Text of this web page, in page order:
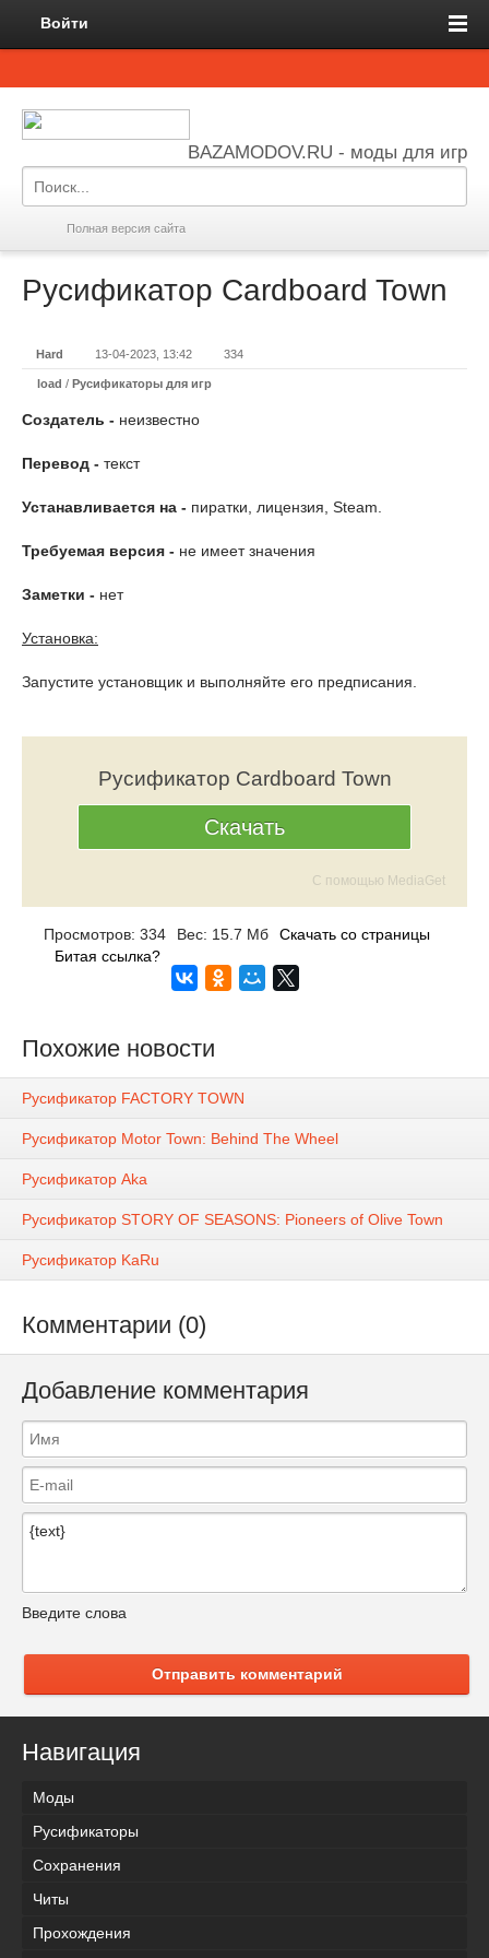
Войти
BAZAMODOV.RU - моды для игр
Полная версия сайта
Русификатор Cardboard Town
Hard 13-04-2023, 13:42 334
load / Русификаторы для игр
Создатель - неизвестно
Перевод - текст
Устанавливается на - пиратки, лицензия, Steam.
Требуемая версия - не имеет значения
Заметки - нет
Установка:
Запустите установщик и выполняйте его предписания.
Русификатор Cardboard Town
Скачать
С помощью MediaGet
Просмотров: 334 Вес: 15.7 Мб
Скачать со страницы
Битая ссылка?
Похожие новости
Русификатор FACTORY TOWN
Русификатор Motor Town: Behind The Wheel
Русификатор Aka
Русификатор STORY OF SEASONS: Pioneers of Olive Town
Русификатор KaRu
Комментарии (0)
Добавление комментария
Введите слова
Отправить комментарий
Навигация
Моды
Русификаторы
Сохранения
Читы
Прохождения